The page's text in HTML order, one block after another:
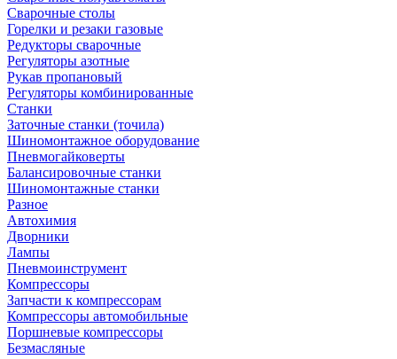
Сварочные столы
Горелки и резаки газовые
Редукторы сварочные
Регуляторы азотные
Рукав пропановый
Регуляторы комбинированные
Станки
Заточные станки (точила)
Шиномонтажное оборудование
Пневмогайковерты
Балансировочные станки
Шиномонтажные станки
Разное
Автохимия
Дворники
Лампы
Пневмоинструмент
Компрессоры
Запчасти к компрессорам
Компрессоры автомобильные
Поршневые компрессоры
Безмасляные